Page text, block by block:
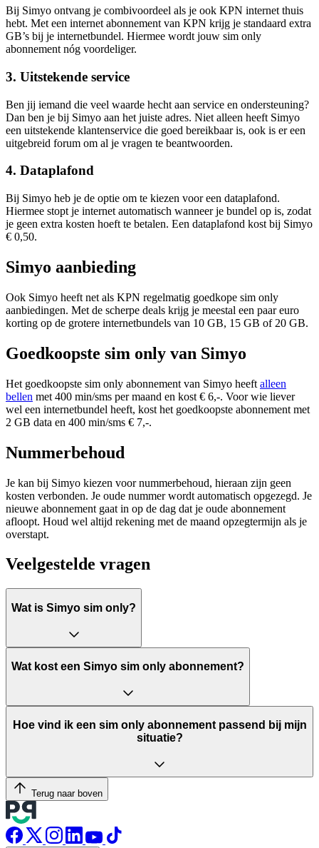
Bij Simyo ontvang je combivoordeel als je ook KPN internet thuis
hebt. Met een internet abonnement van KPN krijg je standaard extra
GB’s bij je internetbundel. Hiermee wordt jouw sim only
abonnement nóg voordeliger.
3. Uitstekende service
Ben jij iemand die veel waarde hecht aan service en ondersteuning?
Dan ben je bij Simyo aan het juiste adres. Niet alleen heeft Simyo
een uitstekende klantenservice die goed bereikbaar is, ook is er een
uitgebreid forum om al je vragen te beantwoorden.
4. Dataplafond
Bij Simyo heb je de optie om te kiezen voor een dataplafond.
Hiermee stopt je internet automatisch wanneer je bundel op is, zodat
je geen extra kosten hoeft te betalen. Een dataplafond kost bij Simyo
€ 0,50.
Simyo aanbieding
Ook Simyo heeft net als KPN regelmatig goedkope sim only
aanbiedingen. Met de scherpe deals krijg je meestal een paar euro
korting op de grotere internetbundels van 10 GB, 15 GB of 20 GB.
Goedkoopste sim only van Simyo
Het goedkoopste sim only abonnement van Simyo heeft alleen
bellen met 400 min/sms per maand en kost € 6,-. Voor wie liever
wel een internetbundel heeft, kost het goedkoopste abonnement met
2 GB data en 400 min/sms € 7,-.
Nummerbehoud
Je kan bij Simyo kiezen voor nummerbehoud, hieraan zijn geen
kosten verbonden. Je oude nummer wordt automatisch opgezegd. Je
nieuwe abonnement gaat in op de dag dat je oude abonnement
afloopt. Houd wel altijd rekening met de maand opzegtermijn als je
overstapt.
Veelgestelde vragen
Wat is Simyo sim only?
Wat kost een Simyo sim only abonnement?
Hoe vind ik een sim only abonnement passend bij mijn
situatie?
Terug naar boven